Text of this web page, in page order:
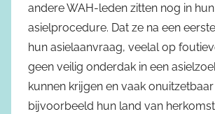
andere WAH-leden zitten nog in
asielprocedure. Dat ze na een
hun asielaanvraag, veelal op
geen veilig onderdak in een
kunnen krijgen en vaak
bijvoorbeeld hun land van